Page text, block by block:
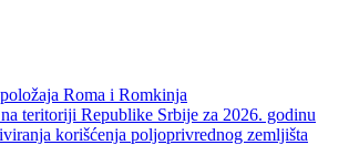
Roma i Romkinja
teritoriji Republike Srbije za 2026. godinu
korišćenja poljoprivrednog zemljišta